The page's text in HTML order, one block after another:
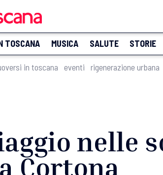
TOSCANA MUSICA SALUTE STORIE
in toscana eventi rigenerazione urbana
nelle
Cortona